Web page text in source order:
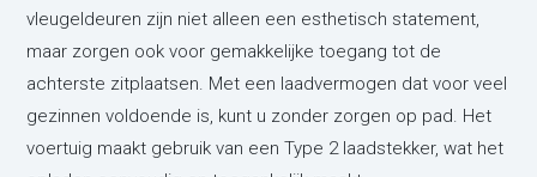
vleugeldeuren zijn niet alleen een esthetisch statement,
maar zorgen ook voor gemakkelijke toegang tot de
achterste zitplaatsen. Met een laadvermogen dat voor veel
gezinnen voldoende is, kunt u zonder zorgen op pad. Het
voertuig maakt gebruik van een Type 2 laadstekker, wat het